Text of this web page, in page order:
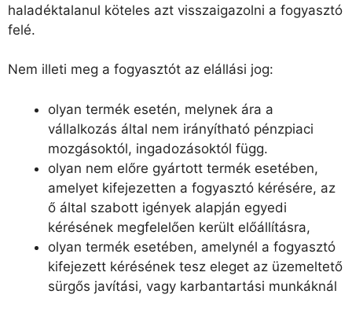
haladéktalanul köteles azt visszaigazolni a fogyasztó
felé.
Nem illeti meg a fogyasztót az elállási jog:
olyan termék esetén, melynek ára a
vállalkozás által nem irányítható pénzpiaci
mozgásoktól, ingadozásoktól függ.
olyan nem előre gyártott termék esetében,
amelyet kifejezetten a fogyasztó kérésére, az
ő által szabott igények alapján egyedi
kérésének megfelelően került előállításra,
olyan termék esetében, amelynél a fogyasztó
kifejezett kérésének tesz eleget az üzemeltető
sürgős javítási, vagy karbantartási munkáknál